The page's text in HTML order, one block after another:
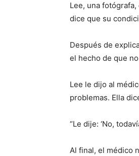
Lee, una
dice que su
Después de
el hecho de que
Lee le dijo al
problemas. Ella
“Le dije: ‘No,
Al final, el médico